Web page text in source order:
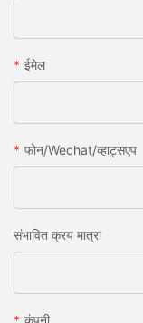
ईमेल
फोन/wechat/व्हाट्सएप
संभावित क्रय मात्रा
कंपनी